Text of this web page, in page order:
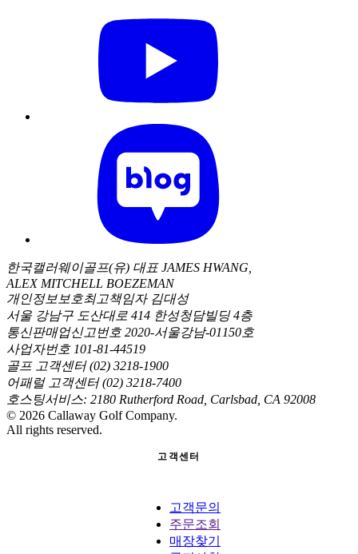
한국캘러웨이골프(유) 대표 JAMES HWANG,
ALEX MITCHELL BOEZEMAN
개인정보보호최고책임자 김대성
서울 강남구 도산대로 414 한성청담빌딩 4층
통신판매업신고번호 2020-서울강남-01150호
사업자번호 101-81-44519
골프 고객센터 (02) 3218-1900
어패럴 고객센터 (02) 3218-7400
호스팅서비스: 2180 Rutherford Road, Carlsbad, CA 92008
© 2026 Callaway Golf Company.
All rights reserved.
고객센터
고객문의
주문조회
매장찾기